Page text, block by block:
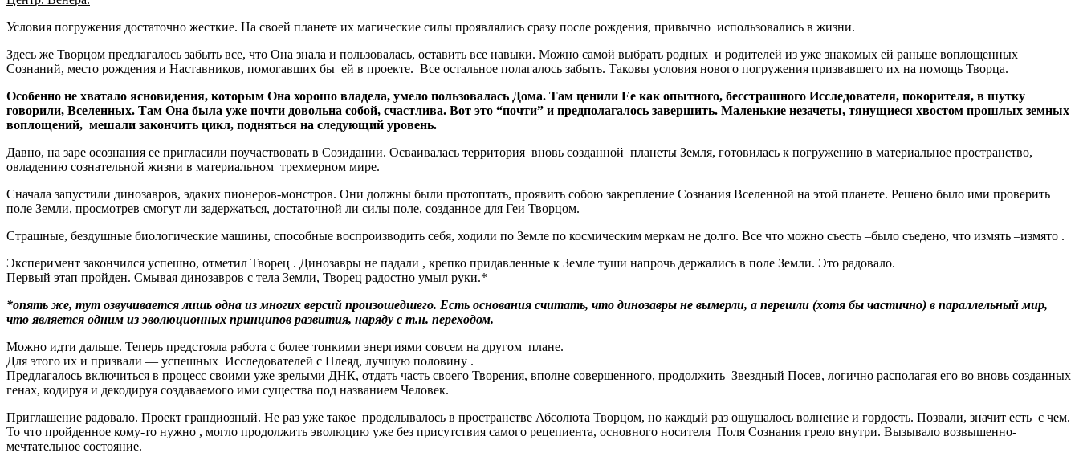
Условия погружения достаточно жесткие. На своей планете их магические силы проявлялись сразу после рождения, привычно использовались в жизни.
Здесь же Творцом предлагалось забыть все, что Она знала и пользовалась, оставить все навыки. Можно самой выбрать родных и родителей из уже знакомых ей раньше воплощенных
Сознаний, место рождения и Наставников, помогавших бы ей в проекте. Все остальное полагалось забыть. Таковы условия нового погружения призвавшего их на помощь Творца.
Особенно не хватало ясновидения, которым Она хорошо владела, умело пользовалась Дома. Там ценили Ее как опытного, бесстрашного Исследователя, покорителя, в шутку
говорили, Вселенных. Там Она была уже почти довольна собой, счастлива. Вот это “почти” и предполагалось завершить. Маленькие незачеты, тянущиеся хвостом прошлых земных
воплощений, мешали закончить цикл, подняться на следующий уровень.
Давно, на заре осознания ее пригласили поучаствовать в Cозидании. Осваивалась территория вновь созданной планеты Земля, готовилась к погружению в материальное пространство,
овладению сознательной жизни в материальном трехмерном мире.
Сначала запустили динозавров, эдаких пионеров-монстров. Они должны были протоптать, проявить собою закрепление Сознания Вселенной на этой планете. Решено было ими проверить
поле Земли, просмотрев смогут ли задержаться, достаточной ли силы поле, созданное для Геи Творцом.
Страшные, бездушные биологические машины, способные воспроизводить себя, ходили по Земле по космическим меркам не долго. Все что можно съесть –было съедено, что измять –измято .
Эксперимент закончился успешно, отметил Творец . Динозавры не падали , крепко придавленные к Земле туши напрочь держались в поле Земли. Это радовало.
Первый этап пройден. Смывая динозавров с тела Земли, Творец радостно умыл руки.*
*опять же, тут озвучивается лишь одна из многих версий произошедшего. Есть основания считать, что динозавры не вымерли, а перешли (хотя бы частично) в параллельный мир,
что является одним из эволюционных принципов развития, наряду с т.н. переходом.
Можно идти дальше. Теперь предстояла работа с более тонкими энергиями совсем на другом плане.
Для этого их и призвали — успешных Исследователей с Плеяд, лучшую половину .
Предлагалось включиться в процесс своими уже зрелыми ДНК, отдать часть своего Творения, вполне совершенного, продолжить Звездный Посев, логично располагая его во вновь созданных
генах, кодируя и декодируя создаваемого ими существа под названием Человек.
Приглашение радовало. Проект грандиозный. Не раз уже такое проделывалось в пространстве Абсолюта Творцом, но каждый раз ощущалось волнение и гордость. Позвали, значит есть с чем.
То что пройденное кому-то нужно , могло продолжить эволюцию уже без присутствия самого рецепиента, основного носителя Поля Сознания грело внутри. Вызывало возвышенно-
мечтательное состояние.